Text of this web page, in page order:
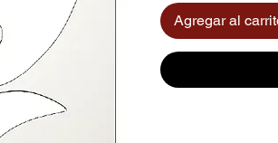
Agregar al